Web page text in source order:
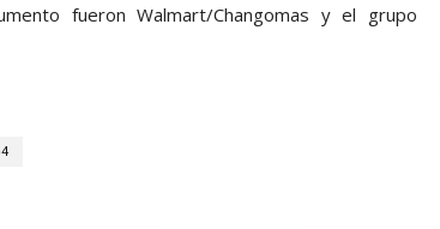
fueron Walmart/Changomas y el grupo